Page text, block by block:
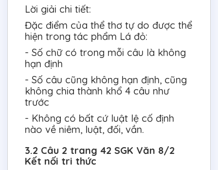
Lời giải chi tiết:
Đặc điểm của thể thơ tự do được thể
hiện trong tác phẩm Lá đỏ:
- Số chữ có trong mỗi câu là không
hạn định
- Số câu cũng không hạn định, cũng
không chia thành khổ 4 câu như
trước
- Không có bất cứ luật lệ cố định
nào về niêm, luật, đối, vần.
3.2 Câu 2 trang 42 SGK Văn 8/2
Kết nối tri thức